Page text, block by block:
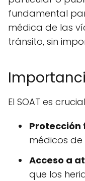
fundamental
médica de las
tránsito, sin
El SOAT es
Protección
médicos
Acceso a
que los